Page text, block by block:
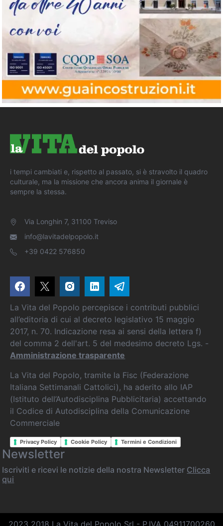
i tempi cambiati e, rispetto al passato, si è stravolto il quadro
culturale, ma la missione che ancora anima il giornale è
sempre la stessa.
Via Longhin 7, 31100 Treviso
info@lavitadelpopolo.it
+39 0422 576850
La Vita del Popolo percepisce i contributi pubblici
all’editoria di cui al decreto legislativo 15 maggio
2017, n. 70. Indicazione resa ai sensi della lettera f)
del comma 2 dell'art. 5 del medesimo decreto Lgs. -
Amministrazione trasparente
La Vita del Popolo, tramite la Fisc (Federazione
Italiana Settimanali Cattolici), ha aderito allo IAP
(Istituto dell’Autodisciplina Pubblicitaria) accettando
il Codice di Autodisciplina della Comunicazione
Commerciale
Privacy Policy Cookie Policy Termini e Condizioni
Newsletter
Iscriviti e ricevi le notizie della nostra Newsletter Clicca
qui
2023 2018 La Vita del Popolo Srl - P.IVA 04911700260